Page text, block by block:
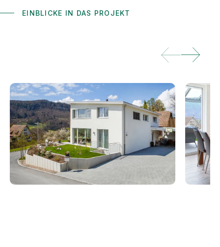
EINBLICKE IN DAS PROJEKT